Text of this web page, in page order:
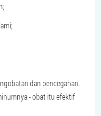
dan pencegahan.
- obat itu efektif